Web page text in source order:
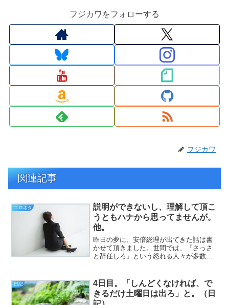
フジカワをフォローする
フジカワ
関連記事
エロネタ
説明ができないし、理解して頂こ
うともハナから思ってませんが。
他。
昨日の夢に、安倍総理が出てきた話は書
かせて頂きました。世間では、『さっさ
と辞任しろ』という怒れる人々が多数い
に、誰が総理になれば満足なのか？』が
すっぽり抜けているように...
日記
4日目。「しんどくなければ、で
きるだけ土曜日は出ろ」と。（日